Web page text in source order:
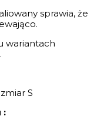
sprawia, że
wariantach
S
: